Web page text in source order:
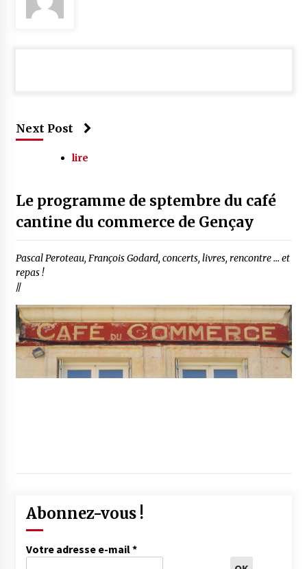
Next Post
lire
Le programme de sptembre du café
cantine du commerce de Gençay
Pascal Peroteau, François Godard, concerts, livres, rencontre ... et
repas !
//
Abonnez-vous !
Votre adresse e-mail*